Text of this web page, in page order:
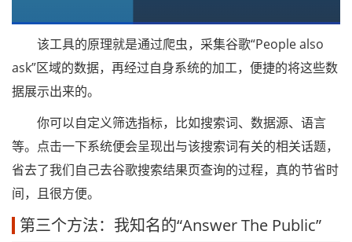
该工具的原理就是通过爬虫，采集谷歌“People also
ask”区域的数据，再经过自身系统的加工，便捷的将这些数
据展示出来的。
你可以自定义筛选指标，比如搜索词、数据源、语言
等。点击一下系统便会呈现出与该搜索词有关的相关话题，
省去了我们自己去谷歌搜索结果页查询的过程，真的节省时
间，且很方便。
第三个方法：我知名的“Answer The Public”